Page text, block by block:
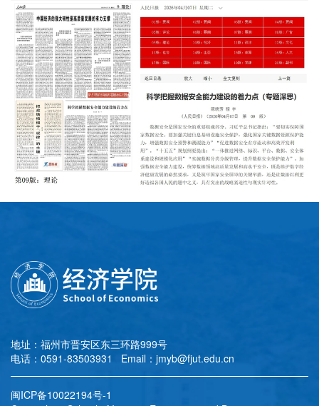
地址：福州市晋安区东三环路999号
电话：0591-83503931 Email：jmyb@fjut.edu.cn
闽ICP备10022194号-1